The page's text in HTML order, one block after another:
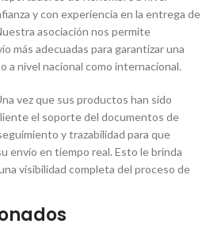
y con experiencia en la entrega de
asociación nos permite
más adecuadas para garantizar una
a nivel nacional como internacional.
vez que sus productos han sido
el soporte del documentos de
y trazabilidad para que
envío en tiempo real. Esto le brinda
visibilidad completa del proceso de